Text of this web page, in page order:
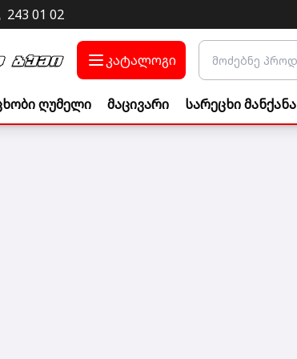
243 01 02
კატალოგი
ღუმელი მაცივარი სარეცხი მანქანა